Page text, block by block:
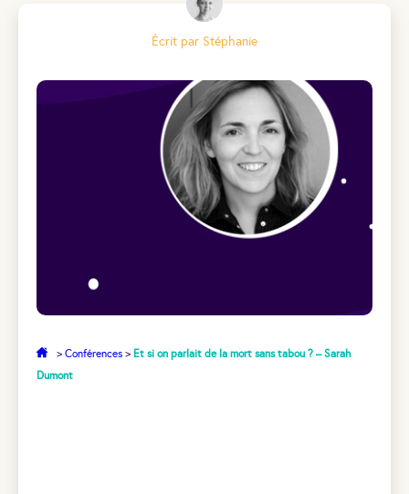
Écrit par Stéphanie
> Conférences > Et si on parlait de la mort sans tabou ? – Sarah
Dumont